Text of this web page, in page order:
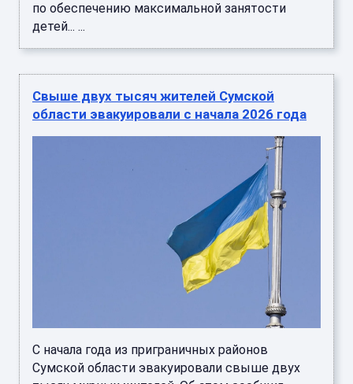
по обеспечению максимальной занятости
детей... ...
Свыше двух тысяч жителей Сумской
области эвакуировали с начала 2026 года
С начала года из приграничных районов
Сумской области эвакуировали свыше двух